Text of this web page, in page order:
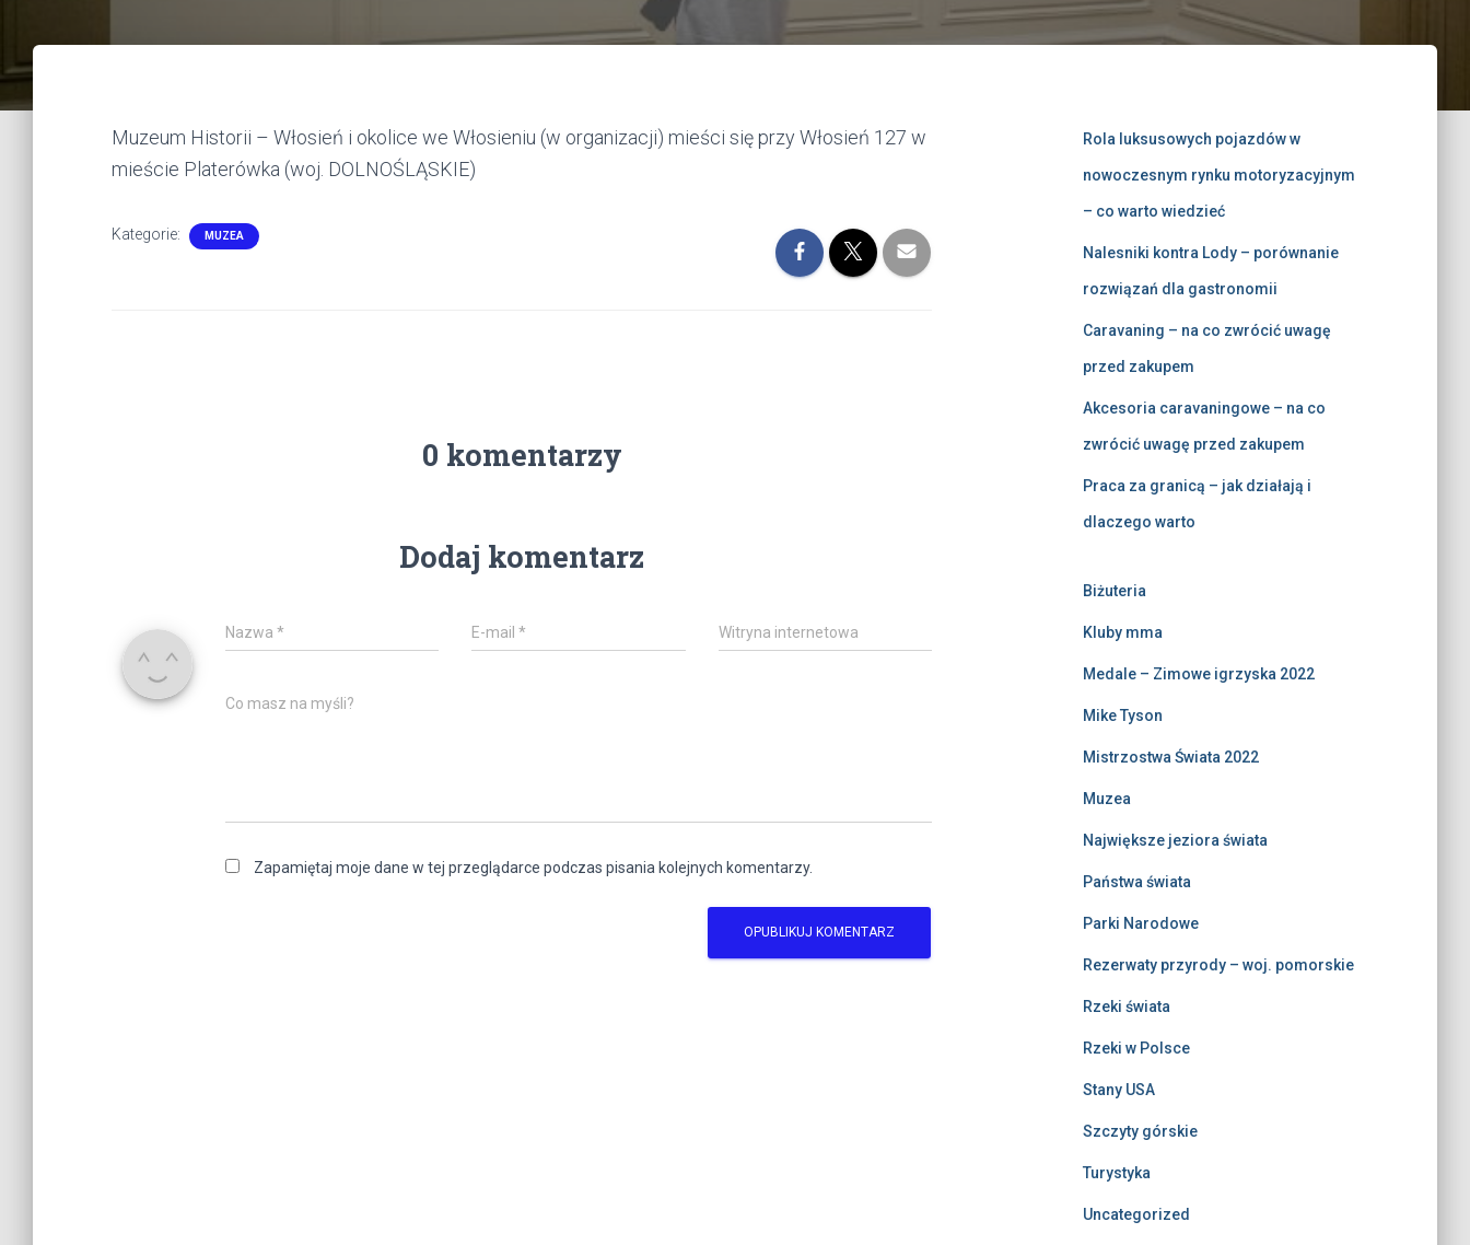
Muzeum Historii – Włosień i okolice we Włosieniu (w organizacji) mieści się przy Włosień 127 w
mieście Platerówka (woj. DOLNOŚLĄSKIE)
Kategorie: MUZEA
0 komentarzy
Dodaj komentarz
Nazwa * E-mail* Witryna internetowa
Co masz na myśli?
Zapamiętaj moje dane w tej przeglądarce podczas pisania kolejnych komentarzy.
Rola luksusowych pojazdów w
nowoczesnym rynku motoryzacyjnym
– co warto wiedzieć
Nalesniki kontra Lody – porównanie
rozwiązań dla gastronomii
Caravaning – na co zwrócić uwagę
przed zakupem
Akcesoria caravaningowe – na co
zwrócić uwagę przed zakupem
Praca za granicą – jak działają i
dlaczego warto
Biżuteria
Kluby mma
Medale – Zimowe igrzyska 2022
Mike Tyson
Mistrzostwa Świata 2022
Muzea
Największe jeziora świata
Państwa świata
Parki Narodowe
Rezerwaty przyrody – woj. pomorskie
Rzeki świata
Rzeki w Polsce
Stany USA
Szczyty górskie
Turystyka
Uncategorized